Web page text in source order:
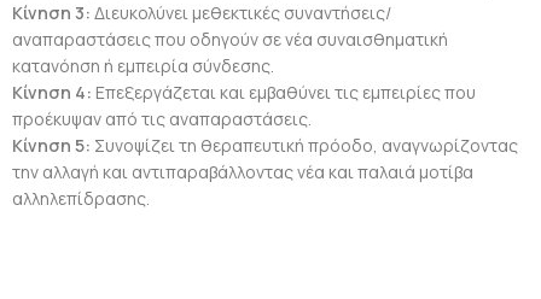
Κίνηση 3: Διευκολύνει μεθεκτικές συναντήσεις/
αναπαραστάσεις που οδηγούν σε νέα συναισθηματική
κατανόηση ή εμπειρία σύνδεσης.
Κίνηση 4: Επεξεργάζεται και εμβαθύνει τις εμπειρίες που
προέκυψαν από τις αναπαραστάσεις.
Κίνηση 5: Συνοψίζει τη θεραπευτική πρόοδο, αναγνωρίζοντας
την αλλαγή και αντιπαραβάλλοντας νέα και παλαιά μοτίβα
αλληλεπίδρασης.